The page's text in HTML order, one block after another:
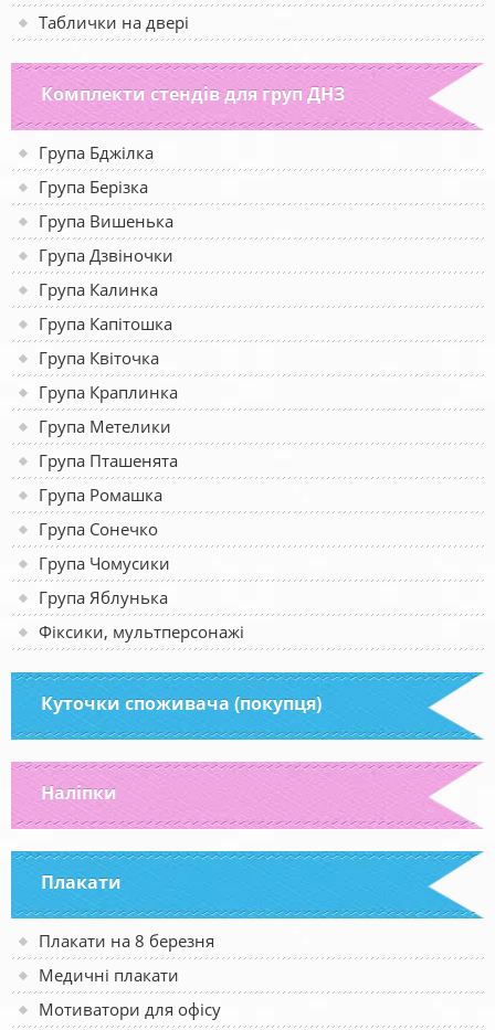
Таблички на двері
Комплекти стендів для груп ДНЗ
Група Бджілка
Група Берізка
Група Вишенька
Група Дзвіночки
Група Калинка
Група Капітошка
Група Квіточка
Група Краплинка
Група Метелики
Група Пташенята
Група Ромашка
Група Сонечко
Група Чомусики
Група Яблунька
Фіксики, мультперсонажі
Куточки споживача (покупця)
Наліпки
Плакати
Плакати на 8 березня
Медичні плакати
Мотиватори для офісу